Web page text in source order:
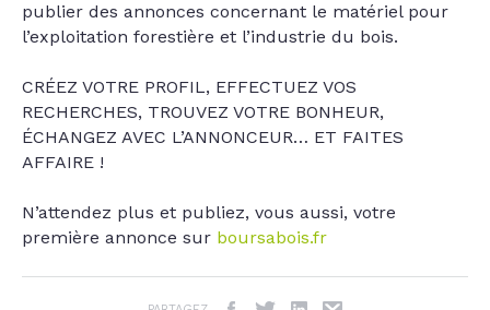
publier des annonces concernant le matériel pour
l’exploitation forestière et l’industrie du bois.
CRÉEZ VOTRE PROFIL, EFFECTUEZ VOS
RECHERCHES, TROUVEZ VOTRE BONHEUR,
ÉCHANGEZ AVEC L’ANNONCEUR… ET FAITES
AFFAIRE !
N’attendez plus et publiez, vous aussi, votre
première annonce sur boursabois.fr